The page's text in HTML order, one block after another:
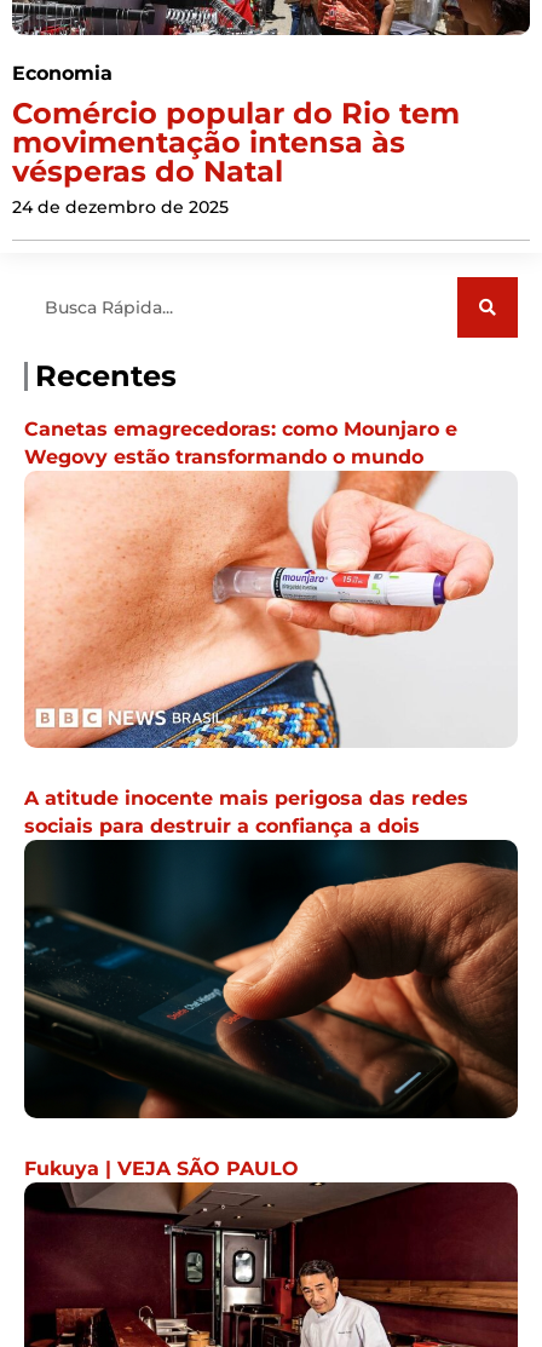
Economia
Comércio popular do Rio tem
movimentação intensa às
vésperas do Natal
24 de dezembro de 2025
Recentes
Canetas emagrecedoras: como Mounjaro e
Wegovy estão transformando o mundo
A atitude inocente mais perigosa das redes
sociais para destruir a confiança a dois
Fukuya | VEJA SÃO PAULO